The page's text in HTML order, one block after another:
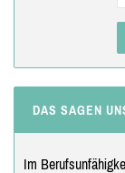
DAS SAGEN
Im